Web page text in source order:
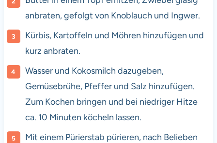
anbraten, gefolgt von Knoblauch und Ingwer.
Kürbis, Kartoffeln und Möhren hinzufügen und
kurz anbraten.
Wasser und Kokosmilch dazugeben,
Gemüsebrühe, Pfeffer und Salz hinzufügen.
Zum Kochen bringen und bei niedriger Hitze
ca. 10 Minuten köcheln lassen.
Mit einem Pürierstab pürieren, nach Belieben